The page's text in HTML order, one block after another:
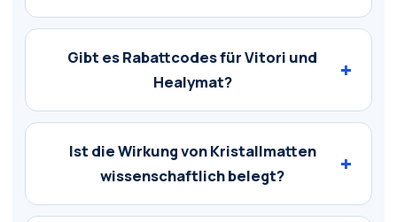
Gibt es Rabattcodes für Vitori und
Healymat?
Ist die Wirkung von Kristallmatten
wissenschaftlich belegt?